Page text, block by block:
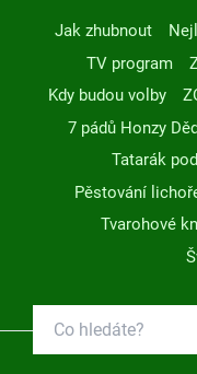
Jak zhubnout
TV program
Kdy budou volby
7 pádů Honzy
Tatarák
Pěstování
Tvarohové